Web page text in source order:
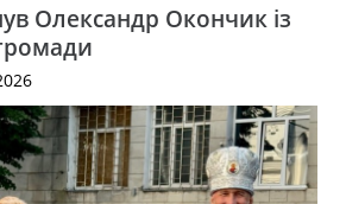
Олександр Окончик із